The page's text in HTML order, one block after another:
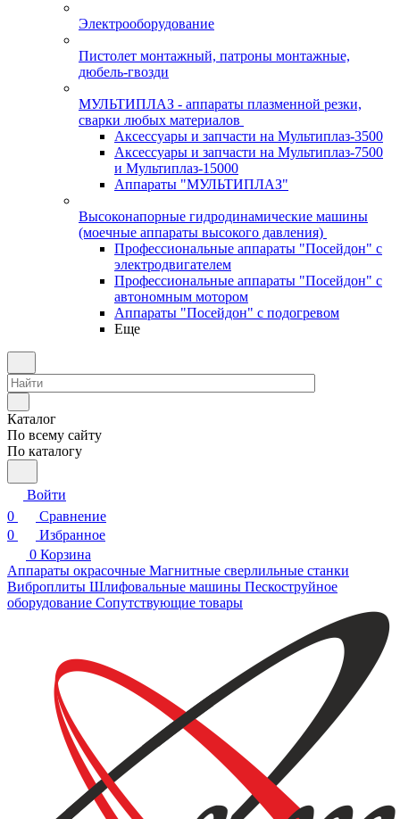
Электрооборудование
Пистолет монтажный, патроны монтажные,
дюбель-гвозди
МУЛЬТИПЛАЗ - аппараты плазменной резки,
сварки любых материалов
Аксессуары и запчасти на Мультиплаз-3500
Аксессуары и запчасти на Мультиплаз-7500
и Мультиплаз-15000
Аппараты "МУЛЬТИПЛАЗ"
Высоконапорные гидродинамические машины
(моечные аппараты высокого давления)
Профессиональные аппараты "Посейдон" с
электродвигателем
Профессиональные аппараты "Посейдон" с
автономным мотором
Аппараты "Посейдон" с подогревом
Еще
Каталог
По всему сайту
По каталогу
Войти
0
Сравнение
0
Избранное
0 Корзина
Аппараты окрасочные Магнитные сверлильные станки
Виброплиты Шлифовальные машины Пескоструйное
оборудование Сопутствующие товары